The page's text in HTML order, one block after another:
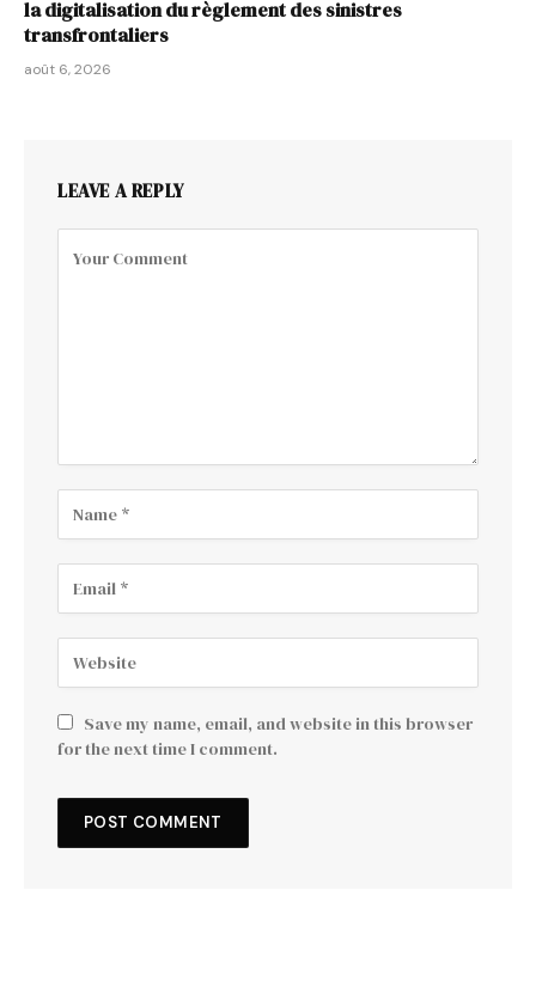
la digitalisation du règlement des sinistres
transfrontaliers
août 6, 2026
LEAVE A REPLY
Save my name, email, and website in this browser
for the next time I comment.